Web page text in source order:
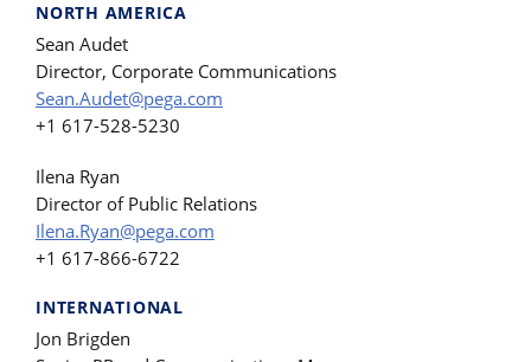
NORTH AMERICA
Sean Audet
Director, Corporate Communications
Sean.Audet@pega.com
+1 617-528-5230
Ilena Ryan
Director of Public Relations
Ilena.Ryan@pega.com
+1 617-866-6722
INTERNATIONAL
Jon Brigden